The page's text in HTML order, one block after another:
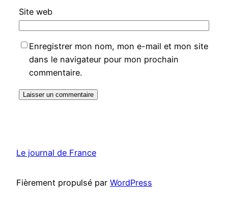
Site web
Enregistrer mon nom, mon e-mail et mon site
dans le navigateur pour mon prochain
commentaire.
Le journal de France
Fièrement propulsé par WordPress